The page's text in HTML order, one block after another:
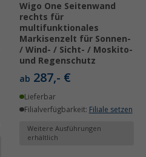
Wigo One Seitenwand
rechts für
multifunktionales
Markisenzelt für Sonnen-
/ Wind- / Sicht- / Moskito-
und Regenschutz
ab 287,- €
Lieferbar
Filialverfügbarkeit: Filiale setzen
Weitere Ausführungen
erhältlich